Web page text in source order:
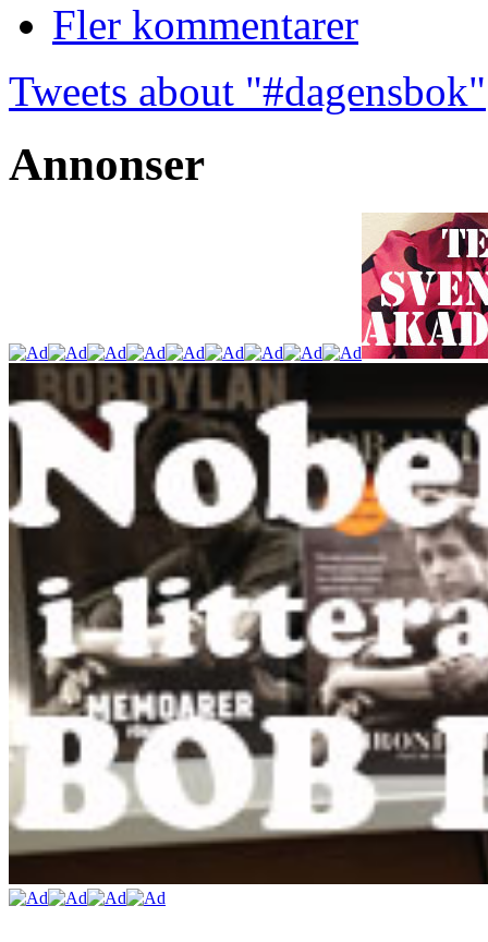
Fler kommentarer
Tweets about "#dagensbok"
Annonser